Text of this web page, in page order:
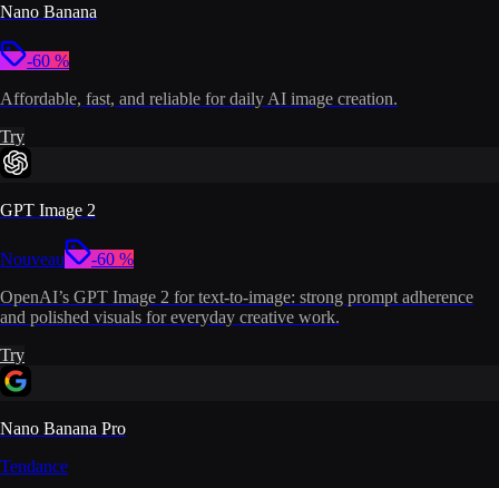
Nano Banana
-60 %
Affordable, fast, and reliable for daily AI image creation.
Try
GPT Image 2
Nouveau
-60 %
OpenAI’s GPT Image 2 for text-to-image: strong prompt adherence
and polished visuals for everyday creative work.
Try
Nano Banana Pro
Tendance